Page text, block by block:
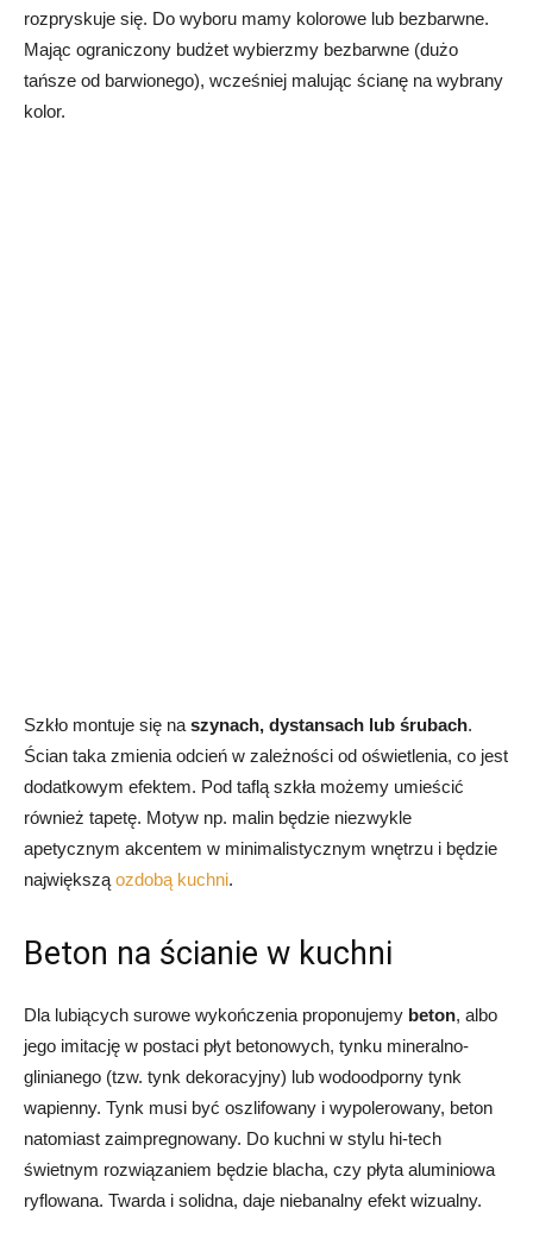
rozpryskuje się. Do wyboru mamy kolorowe lub bezbarwne.
Mając ograniczony budżet wybierzmy bezbarwne (dużo
tańsze od barwionego), wcześniej malując ścianę na wybrany
kolor.
Szkło montuje się na szynach, dystansach lub śrubach.
Ścian taka zmienia odcień w zależności od oświetlenia, co jest
dodatkowym efektem. Pod taflą szkła możemy umieścić
również tapetę. Motyw np. malin będzie niezwykle
apetycznym akcentem w minimalistycznym wnętrzu i będzie
największą ozdobą kuchni.
Beton na ścianie w kuchni
Dla lubiących surowe wykończenia proponujemy beton, albo
jego imitację w postaci płyt betonowych, tynku mineralno-
glinianego (tzw. tynk dekoracyjny) lub wodoodporny tynk
wapienny. Tynk musi być oszlifowany i wypolerowany, beton
natomiast zaimpregnowany. Do kuchni w stylu hi-tech
świetnym rozwiązaniem będzie blacha, czy płyta aluminiowa
ryflowana. Twarda i solidna, daje niebanalny efekt wizualny.